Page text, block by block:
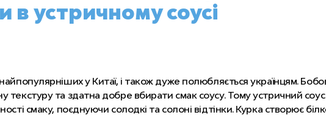
в устричному соусі
у Китаї, і також дуже полюбляється українцям.
текстуру та здатна добре вбирати смак соусу. Тому устричний
смаку, поєднуючи солодкі та солоні відтінки. Курка створює